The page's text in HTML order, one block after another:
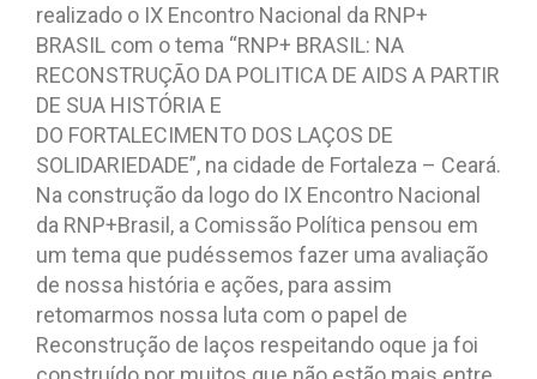
realizado o IX Encontro Nacional da RNP+
BRASIL com o tema “RNP+ BRASIL: NA
RECONSTRUÇÃO DA POLITICA DE AIDS A PARTIR
DE SUA HISTÓRIA E
DO FORTALECIMENTO DOS LAÇOS DE
SOLIDARIEDADE”, na cidade de Fortaleza – Ceará.
Na construção da logo do IX Encontro Nacional
da RNP+Brasil, a Comissão Política pensou em
um tema que pudéssemos fazer uma avaliação
de nossa história e ações, para assim
retomarmos nossa luta com o papel de
Reconstrução de laços respeitando oque ja foi